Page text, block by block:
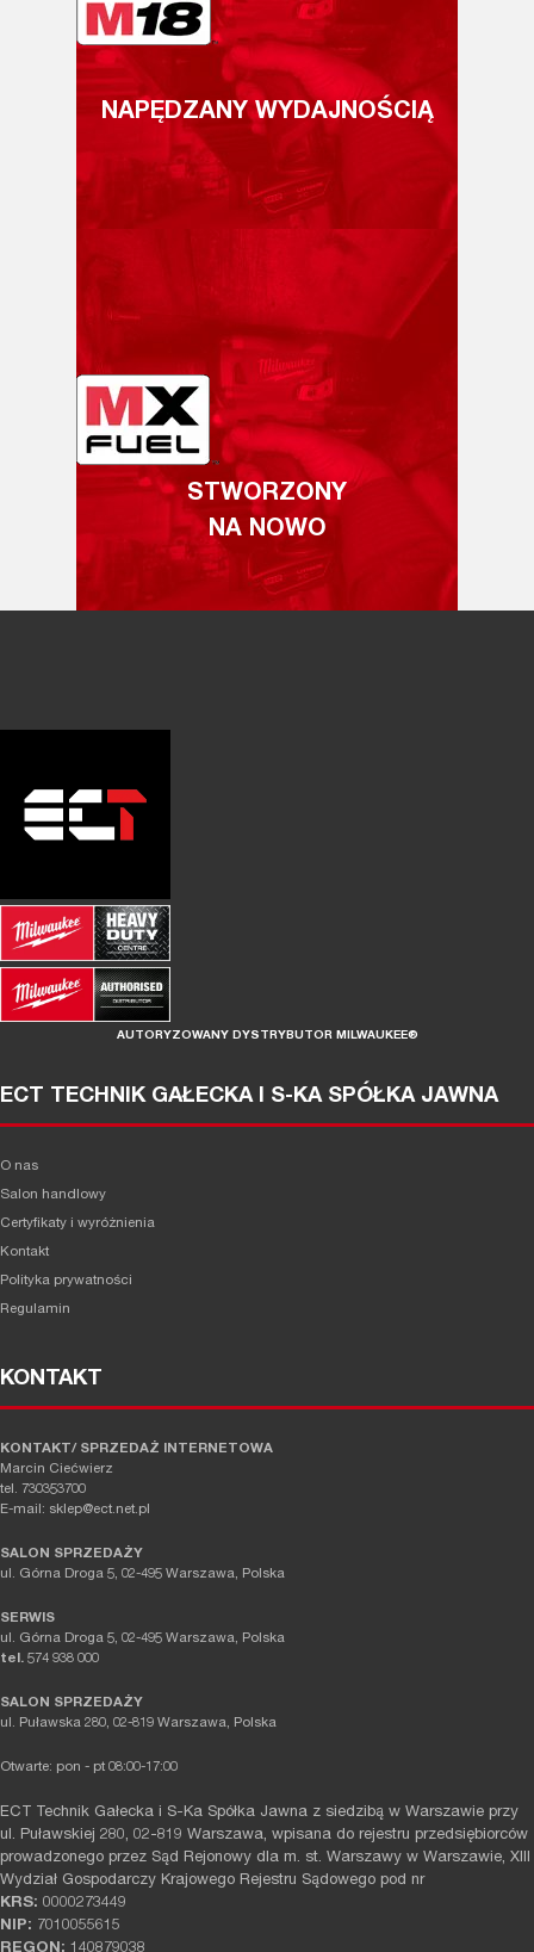
NAPĘDZANY WYDAJNOŚCIĄ
STWORZONY
NA NOWO
AUTORYZOWANY DYSTRYBUTOR MILWAUKEE®
ECT TECHNIK GAŁECKA I S-KA SPÓŁKA JAWNA
O nas
Salon handlowy
Certyfikaty i wyróżnienia
Kontakt
Polityka prywatności
Regulamin
KONTAKT
KONTAKT/ SPRZEDAŻ INTERNETOWA
Marcin Ciećwierz
tel. 730353700
E-mail: sklep@ect.net.pl
SALON SPRZEDAŻY
ul. Górna Droga 5, 02-495 Warszawa, Polska
SERWIS
ul. Górna Droga 5, 02-495 Warszawa, Polska
tel. 574 938 000
SALON SPRZEDAŻY
ul. Puławska 280, 02-819 Warszawa, Polska
Otwarte: pon - pt 08:00-17:00
ECT Technik Gałecka i S-Ka Spółka Jawna z siedzibą w Warszawie przy
ul. Puławskiej 280, 02-819 Warszawa, wpisana do rejestru przedsiębiorców
prowadzonego przez Sąd Rejonowy dla m. st. Warszawy w Warszawie, XIII
Wydział Gospodarczy Krajowego Rejestru Sądowego pod nr
KRS: 0000273449
NIP: 7010055615